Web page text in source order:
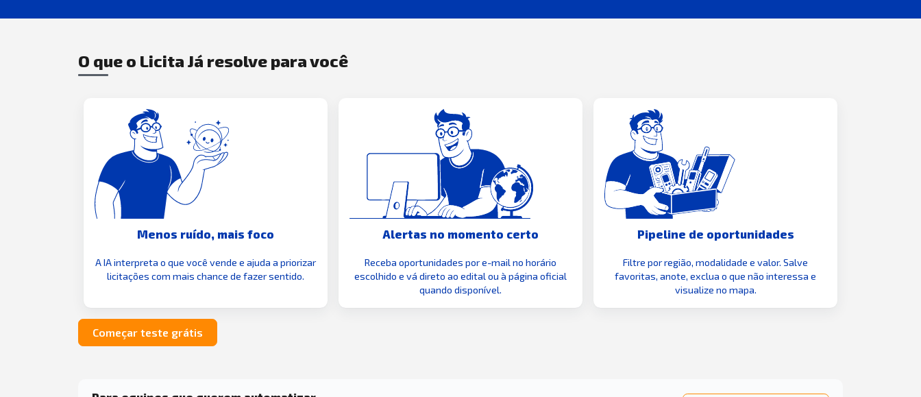
O que o Licita Já resolve para você
Menos ruído, mais foco
A IA interpreta o que você vende e ajuda a priorizar
licitações com mais chance de fazer sentido.
Alertas no momento certo
Receba oportunidades por e-mail no horário
escolhido e vá direto ao edital ou à página oficial
quando disponível.
Pipeline de oportunidades
Filtre por região, modalidade e valor. Salve
favoritas, anote, exclua o que não interessa e
visualize no mapa.
Começar teste grátis